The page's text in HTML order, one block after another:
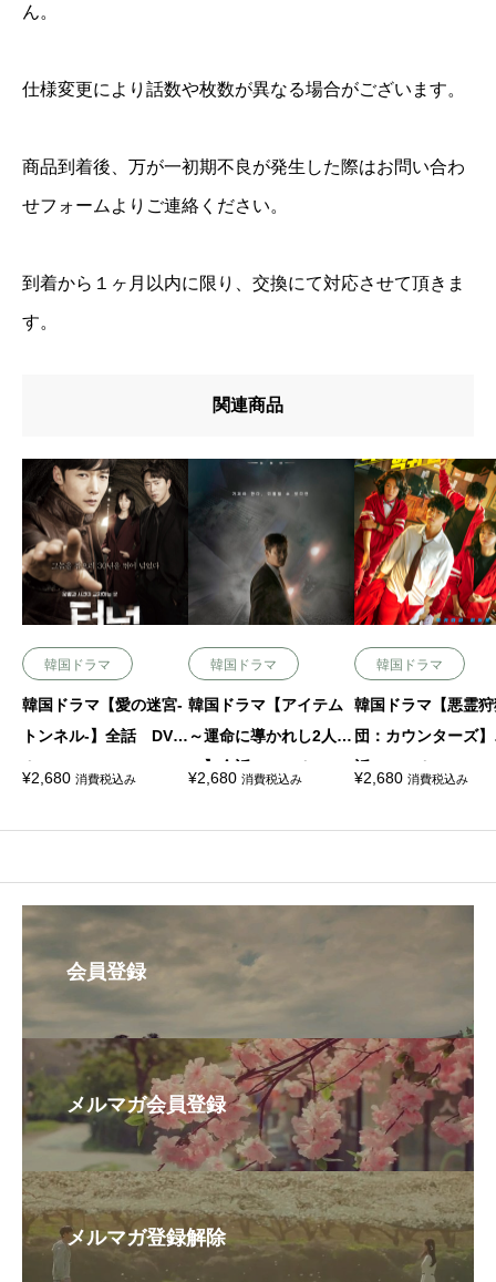
ん。
仕様変更により話数や枚数が異なる場合がございます。
商品到着後、万が一初期不良が発生した際はお問い合わ
せフォームよりご連絡ください。
到着から１ヶ月以内に限り、交換にて対応させて頂きま
す。
関連商品
韓国ドラマ
韓国ドラマ【愛の迷宮-
トンネル-】全話 DVD
＆Blu-ray
¥2,680 消費税込み
韓国ドラマ
韓国ドラマ【アイテム
～運命に導かれし2人
～】全話 DVD＆Blu-r
¥2,680 消費税込み
韓国ドラマ
韓国ドラマ【悪霊
団：カウンターズ
話 DVD＆Blu-ray
¥2,680 消費税込み
会員登録
メルマガ会員登録
メルマガ登録解除